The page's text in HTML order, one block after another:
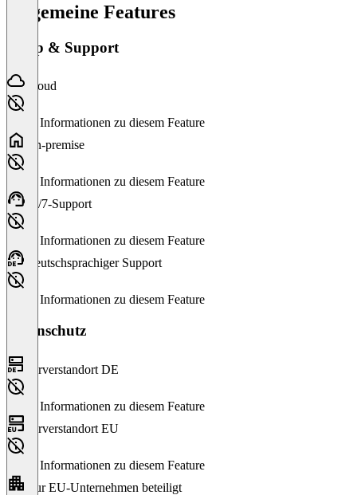
Allgemeine Features
Setup & Support
Cloud
Keine Informationen zu diesem Feature
On-premise
Keine Informationen zu diesem Feature
24/7-Support
Keine Informationen zu diesem Feature
Deutschsprachiger Support
Keine Informationen zu diesem Feature
Datenschutz
Serverstandort DE
Keine Informationen zu diesem Feature
Serverstandort EU
Keine Informationen zu diesem Feature
Nur EU-Unternehmen beteiligt